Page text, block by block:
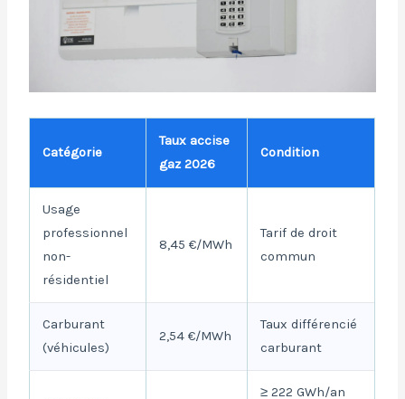
Catégorie
Taux accise
gaz 2026
Condition
Usage
professionnel
non-
résidentiel
8,45 €/MWh
Tarif de droit
commun
Carburant
(véhicules)
2,54 €/MWh
Taux différencié
carburant
≥ 222 GWh/an